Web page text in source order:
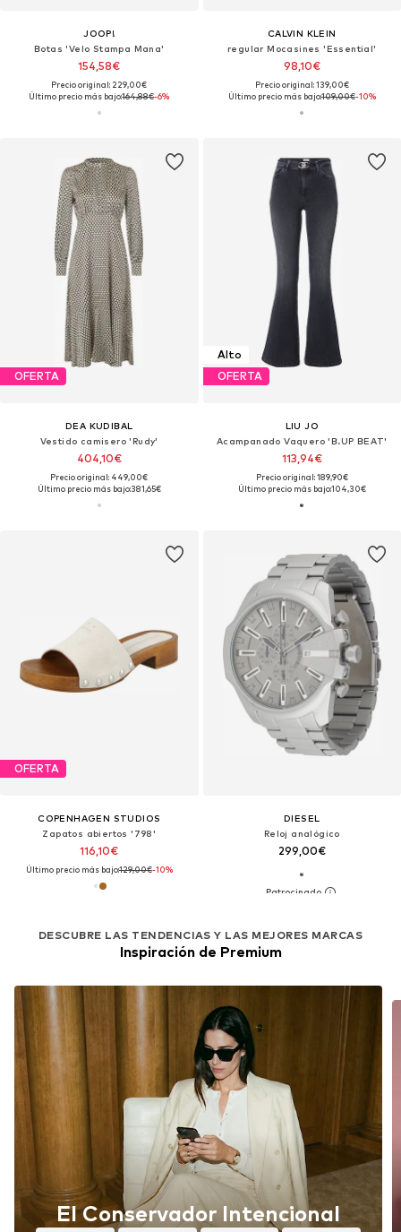
JOOP!
Botas 'Velo Stampa Mana'
154,58€
Precio original: 229,00€
Último precio más bajo:164,88€-6%
CALVIN KLEIN
regular Mocasines 'Essential'
98,10€
Precio original: 139,00€
Último precio más bajo:109,00€-10%
OFERTA
DEA KUDIBAL
Vestido camisero 'Rudy'
404,10€
Precio original: 449,00€
Último precio más bajo:381,65€
Alto
OFERTA
LIU JO
Acampanado Vaquero 'B.UP BEAT'
113,94€
Precio original: 189,90€
Último precio más bajo:104,30€
OFERTA
COPENHAGEN STUDIOS
Zapatos abiertos '798'
116,10€
Último precio más bajo:129,00€-10%
DIESEL
Reloj analógico
299,00€
DESCUBRE LAS TENDENCIAS Y LAS MEJORES MARCAS
Inspiración de Premium
El Conservador Intencional